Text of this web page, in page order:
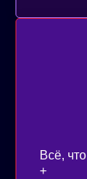
Всё,
+